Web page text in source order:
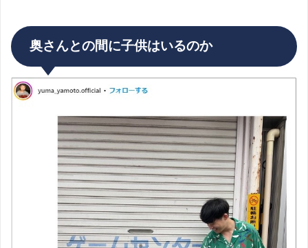
奥さんとの間に子供はいるのか